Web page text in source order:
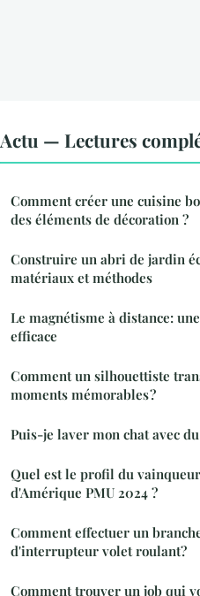
Actu — Lectures
Comment créer une cuisine
des éléments de décoration ?
Construire un abri de jardin
matériaux et méthodes
Le magnétisme à distance:
efficace
Comment un silhouettiste
moments mémorables ?
Puis-je laver mon chat avec du
Quel est le profil du
d'Amérique PMU 2024 ?
Comment effectuer un
d'interrupteur volet roulant?
Comment trouver un job qui